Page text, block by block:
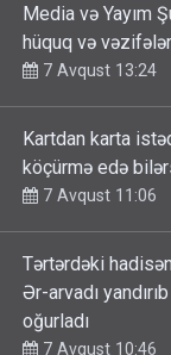
Kartdan karta
köçürmə edə
7 Avqust 11:06
Tərtərdəki
Ər-arvadı
oğurladı
Əhaliyə hava ilə
XƏBƏRDARLIQ -
7 Avqust 09:15